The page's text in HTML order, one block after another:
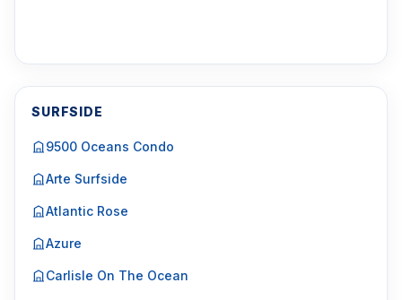
SURFSIDE
9500 Oceans Condo
Arte Surfside
Atlantic Rose
Azure
Carlisle On The Ocean